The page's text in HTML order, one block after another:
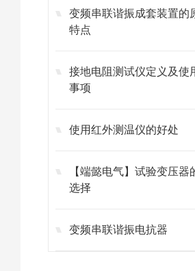
变频串联谐振成套装置的
特点
接地电阻测试仪定义及使
事项
使用红外测温仪的好处
【端懿电气】试验变压器
选择
变频串联谐振电抗器